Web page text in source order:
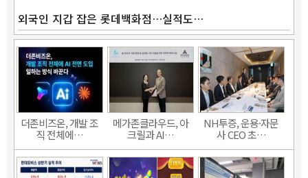
외국인 지갑 잡은 롯데백화점…실적도…
더존비즈온, 개발 조
직 전체에…
메가존클라우드, 아
크릴과 AI…
NH투증, 운용·자문
사 CEO 초…